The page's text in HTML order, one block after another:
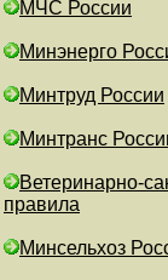
МЧС России
Минэнерго
Минтруд России
Минтранс
Ветеринарно-
правила
Минсельхоз